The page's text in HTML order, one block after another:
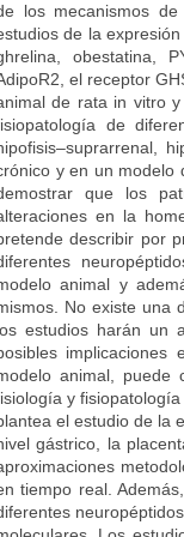
los mecanismos de
de la
obestatina,
el receptor
de rata in vitro
de
y en un modelo
que los
en la
describir por
animal y
No existe una
estudios harán un
animal, puede
y
el estudio de la
gástrico, la
tiempo real.